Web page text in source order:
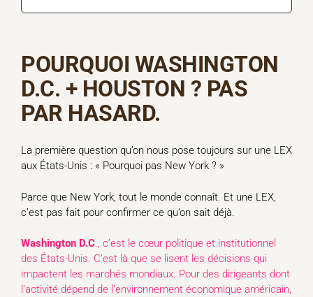
POURQUOI WASHINGTON
D.C. + HOUSTON ? PAS
PAR HASARD.
La première question qu’on nous pose toujours sur une LEX
aux États-Unis : « Pourquoi pas New York ? »
Parce que New York, tout le monde connaît. Et une LEX,
c’est pas fait pour confirmer ce qu’on sait déjà.
Washington D.C., c’est le cœur politique et institutionnel
des États-Unis. C’est là que se lisent les décisions qui
impactent les marchés mondiaux. Pour des dirigeants dont
l’activité dépend de l’environnement économique américain,